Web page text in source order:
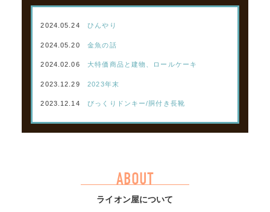
2024.05.24 ひんやり
2024.05.20 金魚の話
2024.02.06 大特価商品と建物、ロールケーキ
2023.12.29 2023年末
2023.12.14 びっくりドンキー/胴付き長靴
ABOUT
ライオン屋について